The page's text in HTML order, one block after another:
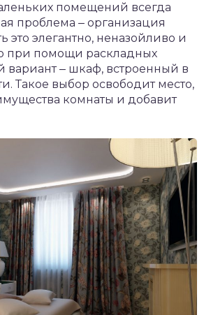
помещений всегда
проблема ‒ организация
это элегантно, неназойливо и
при помощи раскладных
‒ шкаф, встроенный в
Такое выбор освободит место,
комнаты и добавит